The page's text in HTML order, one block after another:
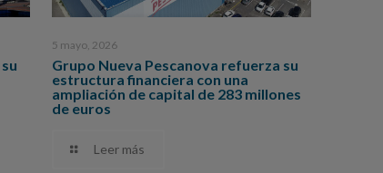
5 mayo, 2026
Grupo Nueva Pescanova refuerza su
estructura financiera con una
ampliación de capital de 283 millones
de euros
Leer más